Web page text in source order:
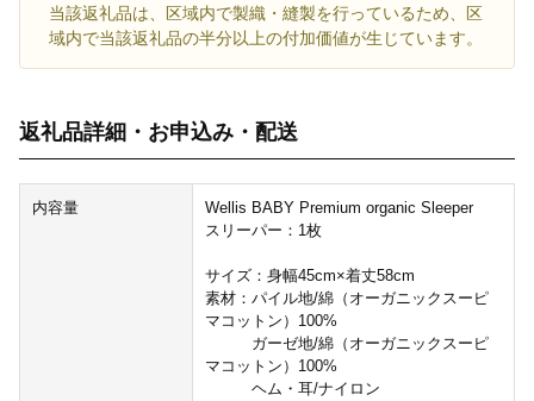
当該返礼品は、区域内で製織・縫製を行っているため、区
域内で当該返礼品の半分以上の付加価値が生じています。
返礼品詳細・お申込み・配送
内容量
Wellis BABY Premium organic Sleeper
スリーパー：1枚
サイズ：身幅45cm×着丈58cm
素材：パイル地/綿（オーガニックスーピ
マコットン）100%
ガーゼ地/綿（オーガニックスーピ
マコットン）100%
ヘム・耳/ナイロン